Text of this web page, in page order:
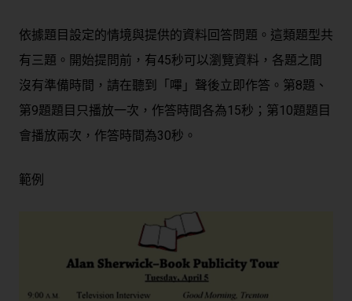
依據題目設定的情境與提供的資料回答問題。這類題型共
有三題。開始提問前，有45秒可以瀏覽資料，各題之間
沒有準備時間，請在聽到「嗶」聲後立即作答。第8題、
第9題題目只播放一次，作答時間各為15秒；第10題題目
會播放兩次，作答時間為30秒。
範例